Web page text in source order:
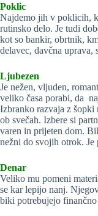
Poklic
Najdemo jih v poklicih,
rutinsko delo. Je tudi
kot so bankir, obrtnik,
delavec, davčna
Ljubezen
Je nežen, vljuden,
veliko časa porabi, da
Izbranko razvaja z
ob svečah. Izbere si
varen in prijeten dom.
nežni do svojih otrok. Je
Denar
Veliko mu pomeni
se kar lepijo nanj.
biki potrebujejo finančno